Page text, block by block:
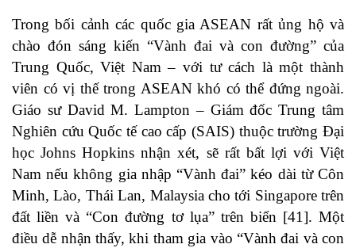
Trong bối cảnh các quốc gia ASEAN rất ủng hộ và
chào đón sáng kiến “Vành đai và con đường” của
Trung Quốc, Việt Nam – với tư cách là một thành
viên có vị thế trong ASEAN khó có thể đứng ngoài.
Giáo sư David M. Lampton – Giám đốc Trung tâm
Nghiên cứu Quốc tế cao cấp (SAIS) thuộc trường Đại
học Johns Hopkins nhận xét, sẽ rất bất lợi với Việt
Nam nếu không gia nhập “Vành đai” kéo dài từ Côn
Minh, Lào, Thái Lan, Malaysia cho tới Singapore trên
đất liền và “Con đường tơ lụa” trên biển [41]. Một
điều dễ nhận thấy, khi tham gia vào “Vành đai và con